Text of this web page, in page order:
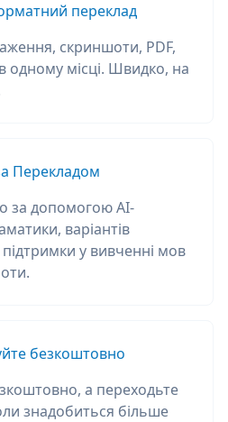
переклад
скриншоти, PDF,
одному місці. Швидко, на
Перекладом
за допомогою AI-
варіантів
у вивченні мов
безкоштовно
а переходьте
знадобиться більше